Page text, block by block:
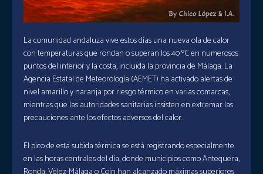
La comunidad andaluza vive estos días una nueva ola de calor
con temperaturas que rondan o superan los 40 ºC en numerosos
puntos del interior y la costa, incluida la provincia de Málaga. La
Agencia Estatal de Meteorología (AEMET) ha activado alertas de
nivel amarillo y naranja por riesgo térmico en varias comarcas,
mientras que las autoridades sanitarias insisten en extremar las
precauciones ante los efectos adversos del calor.
El pico de esta subida térmica se está registrando especialmente
en las horas centrales del día, donde municipios como Antequera,